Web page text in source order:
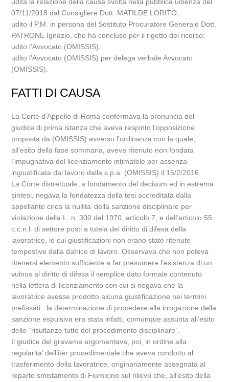
07/11/2018 dal Consigliere Dott. MATILDE LORITO;
udito il P.M. in persona del Sostituto Procuratore Generale Dott.
PATRONE Ignazio, che ha concluso per il rigetto del ricorso;
udito l’Avvocato (OMISSIS);
udito l’Avvocato (OMISSIS) per delega verbale Avvocato
(OMISSIS).
FATTI DI CAUSA
La Corte d’Appello di Roma confermava la pronuncia del
giudice di prima istanza che aveva respinto l’opposizione
proposta da (OMISSIS) avverso l’ordinanza con la quale,
all’esito della fase sommaria, aveva ritenuto non fondata
l’impugnativa del licenziamento intimatole per assenza
ingiustificata dal lavoro dalla s.p.a. (OMISSIS) il 15/2/2016.
La Corte distrettuale, a fondamento del decisum ed in estrema
sintesi, negava la fondatezza della tesi accreditata dalla
appellante circa la nullita’ della sanzione disciplinare per
violazione della L. n. 300 del 1970, articolo 7, e dell’articolo 55
c.c.n.l. di settore posti a tutela del diritto di difesa della
lavoratrice, le cui giustificazioni non erano state ritenute
tempestive dalla datrice di lavoro. Osservava che non poteva
ritenersi elemento sufficiente a far presumere l’esistenza di un
vulnus al diritto di difesa il semplice dato formale contenuto
nella lettera di licenziamento con cui si negava che la
lavoratrice avesse prodotto alcuna giustificazione nei termini
prefissati:. la determinazione di procedere alla irrogazione della
sanzione espulsiva era stata infatti, comunque assunta all’esito
delle “risultanze tutte del procedimento disciplinare”.
Il giudice del gravame argomentava, poi, in ordine alla
regolarita’ dell’iter procedimentale che aveva condotto al
trasferimento della lavoratrice, originariamente assegnata al
reparto smistamento di Fiumicino sul rilievo che, all’esito della